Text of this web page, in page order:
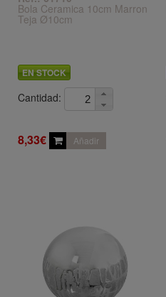
Bola Ceramica 10cm Marron
Teja Ø10cm
EN STOCK
Cantidad:
8,33€ Añadir